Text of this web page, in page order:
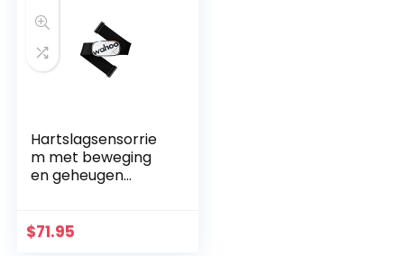
Hartslagsensorrie
m met beweging
en geheugen
$71.95